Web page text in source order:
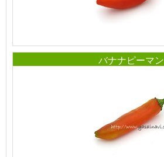
バナナピーマン